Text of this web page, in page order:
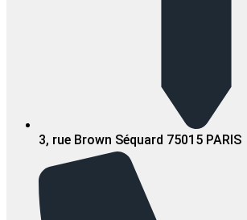
3, rue Brown Séquard 75015 PARIS